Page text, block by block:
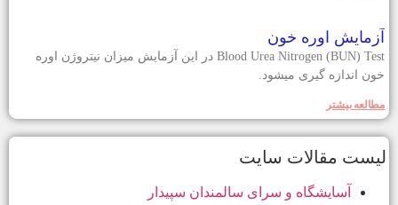
آزمایش اوره خون
Blood Urea Nitrogen (BUN) Test در این آزمایش میزان نیتروژن اوره
خون اندازه گیری میشود.
مطالعه بيشتر
ليست مقالات سايت
آسایشگاه و سرای سالمندان سپیدار